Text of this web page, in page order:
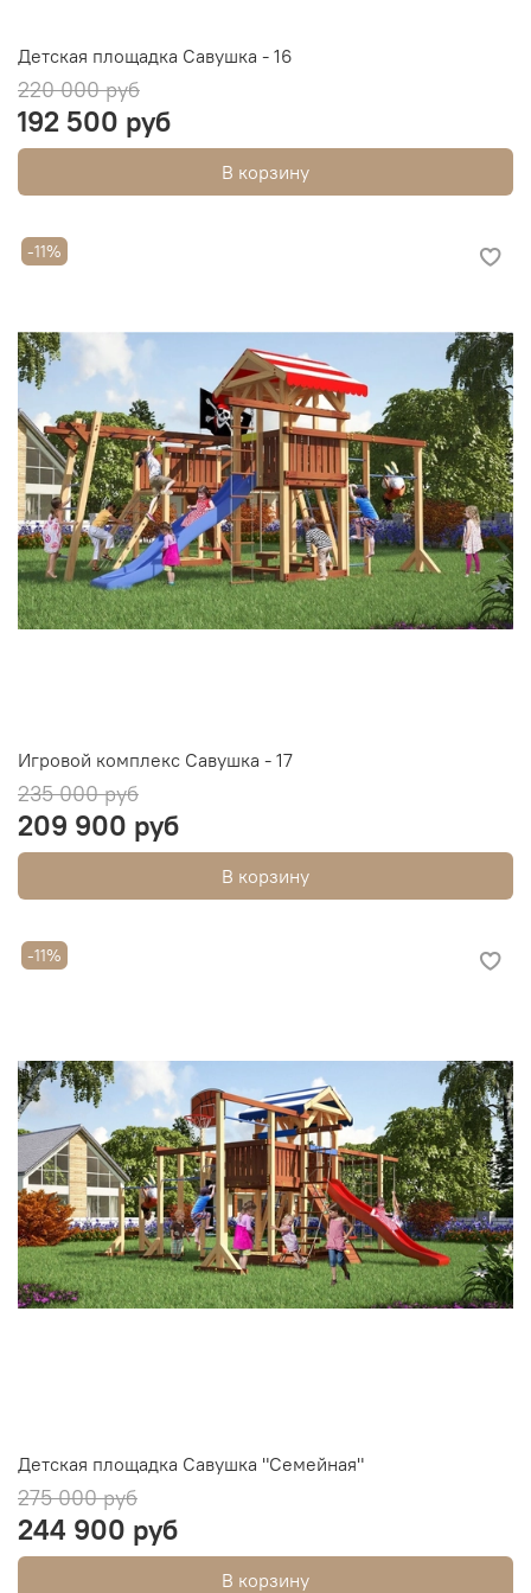
Детская площадка Савушка - 16
220 000 руб
192 500 руб
В корзину
-11%
Игровой комплекс Савушка - 17
235 000 руб
209 900 руб
В корзину
-11%
Детская площадка Савушка "Семейная"
275 000 руб
244 900 руб
В корзину